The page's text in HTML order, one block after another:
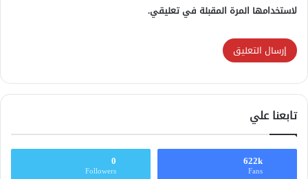
لاستخدامها المرة المقبلة في تعليقي.
تابعنا علي
622k
Fans
0
Followers